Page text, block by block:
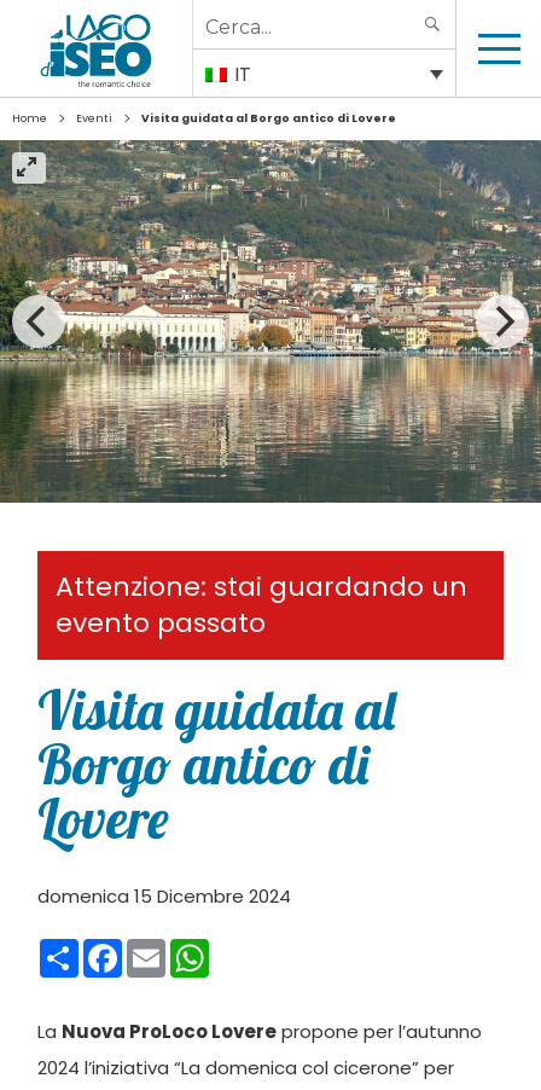
Search
for:
IT
Home > Eventi > Visita guidata al Borgo antico di Lovere
Attenzione: stai guardando un
evento passato
Visita guidata al
Borgo antico di
Lovere
domenica 15 Dicembre 2024
CondividiFacebook
Email
La Nuova ProLoco Loverepropone per l’autunno
2024 l’iniziativa “La domenica col cicerone” per